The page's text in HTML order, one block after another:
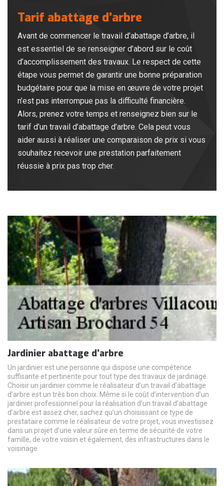
Tarif abattage d’arbre
Avant de commencer le travail d’abattage d’arbre, il
est essentiel de se renseigner d’abord sur le coût
d’accomplissement des travaux. Le respect de cette
étape vous permet de garantir une bonne préparation
budgétaire pour que la mise en œuvre de votre projet
n’est pas interrompue pas la difficulté financière.
Alors, prenez votre temps et renseignez bien sur le
tarif d’un travail d’abattage d’arbre. Cela peut vous
aider aussi à réaliser une comparaison de prix si vous
souhaitez recevoir une prestation parfaitement
réussie à prix pas trop cher.
Jardinier abattage d’arbre
Un jardinier est une personne qui dispose une compétence
suffisante et pertinente pour tout type des travaux de jardinage.
Choisir un jardinier comme le réalisateur d’un travail d’abattage
d’arbre est un très bon choix. Même si le coût d’intervention d’un
jardinier professionnel pour la réalisation d’un travail d’abattage
d’arbre est assez cher, sachez qu’un choisissant ce type de
prestataire comme le réalisateur de votre projet, vous investissez
dans un projet d’une valeur sûre en terme de sécurité de votre
famille, de votre voisin et également, des infrastructures dans le
voisinage.